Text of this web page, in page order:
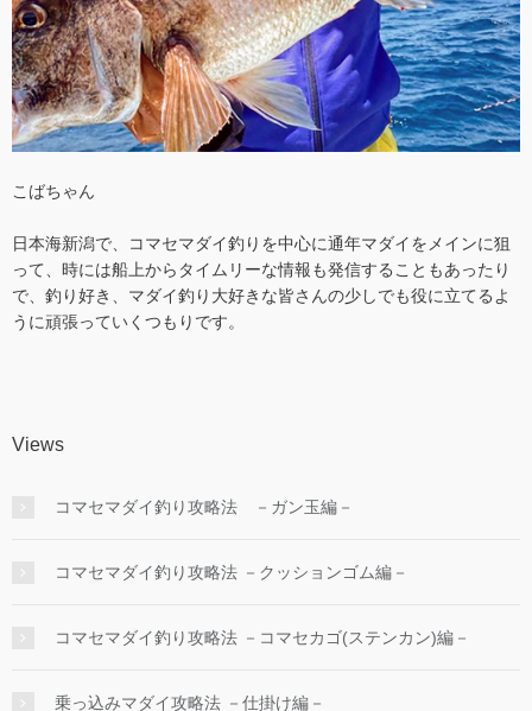
こばちゃん
日本海新潟で、コマセマダイ釣りを中心に通年マダイをメインに狙
って、時には船上からタイムリーな情報も発信することもあったり
で、釣り好き、マダイ釣り大好きな皆さんの少しでも役に立てるよ
うに頑張っていくつもりです。
Views
コマセマダイ釣り攻略法 －ガン玉編－
コマセマダイ釣り攻略法 －クッションゴム編－
コマセマダイ釣り攻略法 －コマセカゴ(ステンカン)編－
乗っ込みマダイ攻略法 －仕掛け編－